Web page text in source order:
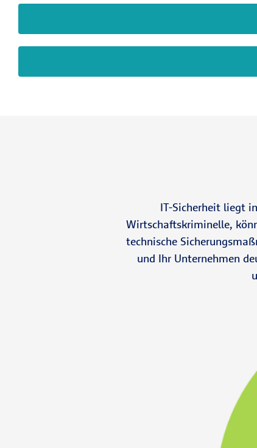
IT-Sicherheit liegt
Wirtschaftskriminelle,
technische
und Ihr Unternehmen